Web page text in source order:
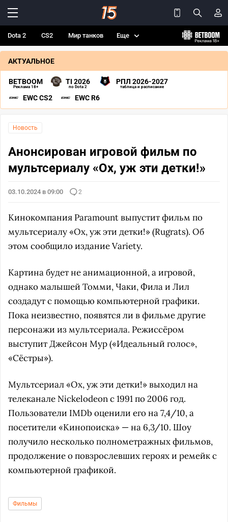
Dota 2 CS2 Мир танков Еще
АКТУАЛЬНОЕ
BETBOOM
Реклама 18+
TI 2026
по Dota 2
РПЛ 2026-2027
таблица и расписание
EWC CS2 EWC R6
Новость
Анонсирован игровой фильм по
мультсериалу «Ох, уж эти детки!»
03.10.2024 в 09:00 2
Кинокомпания Paramount выпустит фильм по
мультсериалу «Ох, уж эти детки!» (Rugrats). Об
этом сообщило издание Variety.
Картина будет не анимационной, а игровой,
однако малышей Томми, Чаки, Фила и Лил
создадут с помощью компьютерной графики.
Пока неизвестно, появятся ли в фильме другие
персонажи из мультсериала. Режиссёром
выступит Джейсон Мур («Идеальный голос»,
«Сёстры»).
Мультсериал «Ох, уж эти детки!» выходил на
телеканале Nickelodeon с 1991 по 2006 год.
Пользователи IMDb оценили его на 7,4/10, а
посетители «Кинопоиска» — на 6,3/10. Шоу
получило несколько полнометражных фильмов,
продолжение о повзрослевших героях и ремейк с
компьютерной графикой.
Фильмы